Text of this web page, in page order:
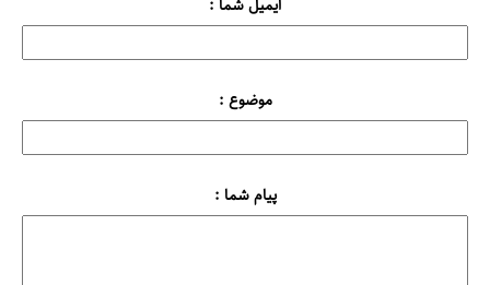
ایمیل شما :
موضوع :
پیام شما :